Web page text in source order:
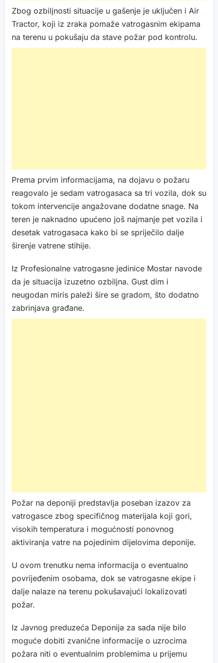
Zbog ozbiljnosti situacije u gašenje je uključen i Air
Tractor, koji iz zraka pomaže vatrogasnim ekipama
na terenu u pokušaju da stave požar pod kontrolu.
Prema prvim informacijama, na dojavu o požaru
reagovalo je sedam vatrogasaca sa tri vozila, dok su
tokom intervencije angažovane dodatne snage. Na
teren je naknadno upućeno još najmanje pet vozila i
desetak vatrogasaca kako bi se spriječilo dalje
širenje vatrene stihije.
Iz Profesionalne vatrogasne jedinice Mostar navode
da je situacija izuzetno ozbiljna. Gust dim i
neugodan miris paleži šire se gradom, što dodatno
zabrinjava građane.
Požar na deponiji predstavlja poseban izazov za
vatrogasce zbog specifičnog materijala koji gori,
visokih temperatura i mogućnosti ponovnog
aktiviranja vatre na pojedinim dijelovima deponije.
U ovom trenutku nema informacija o eventualno
povrijeđenim osobama, dok se vatrogasne ekipe i
dalje nalaze na terenu pokušavajući lokalizovati
požar.
Iz Javnog preduzeća Deponija za sada nije bilo
moguće dobiti zvanične informacije o uzrocima
požara niti o eventualnim problemima u prijemu